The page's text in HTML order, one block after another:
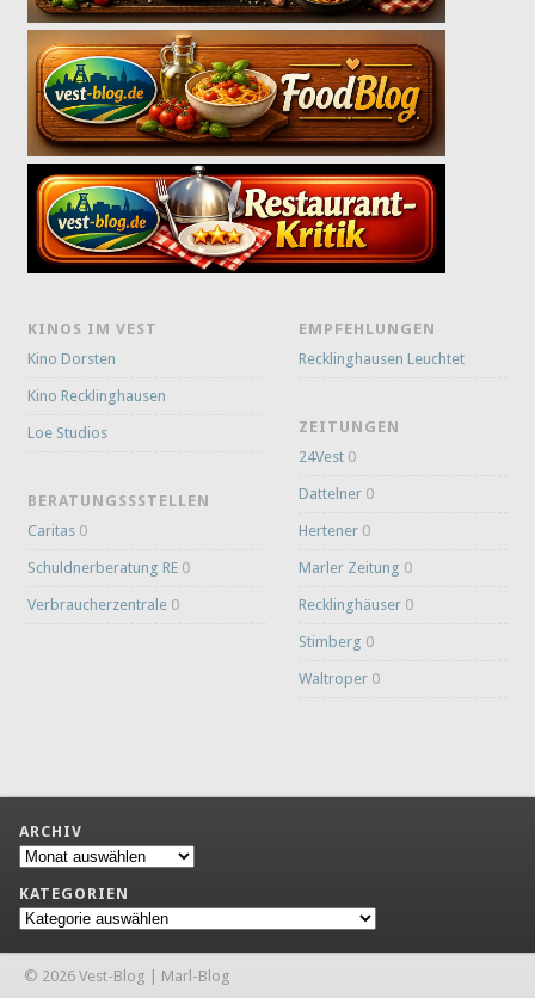
KINOS IM VEST
Kino Dorsten
Kino Recklinghausen
Loe Studios
BERATUNGSSSTELLEN
Caritas 0
Schuldnerberatung RE 0
Verbraucherzentrale 0
EMPFEHLUNGEN
Recklinghausen Leuchtet
ZEITUNGEN
24Vest 0
Dattelner 0
Hertener 0
Marler Zeitung 0
Recklinghäuser 0
Stimberg 0
Waltroper 0
ARCHIV
Archiv
KATEGORIEN
Kategorien
© 2026 Vest-Blog | Marl-Blog